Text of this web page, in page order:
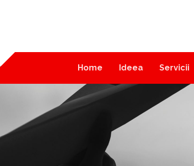
Home Ideea Servicii